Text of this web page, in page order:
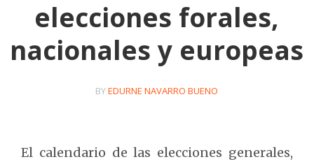
elecciones forales,
nacionales y europeas
BYEDURNE NAVARRO BUENO
El calendario de las elecciones generales,